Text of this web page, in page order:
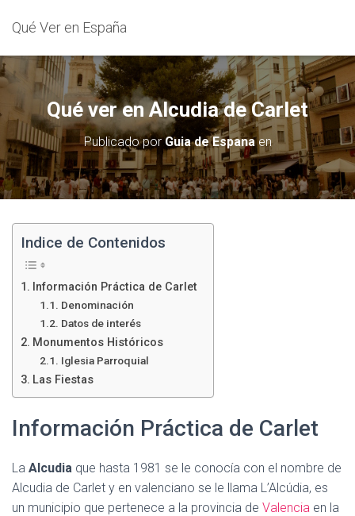
Qué Ver en España
Qué ver en Alcudia de Carlet
Publicado porGuia de Espanaen
Indice de Contenidos
Información Práctica de Carlet
Denominación
Datos de interés
Monumentos Históricos
Iglesia Parroquial
Las Fiestas
Información Práctica de Carlet
La Alcudia que hasta 1981 se le conocía con el nombre de
Alcudia de Carlet y en valenciano se le llama L’Alcúdia, es
un municipio que pertenece a la provincia de Valencia en la